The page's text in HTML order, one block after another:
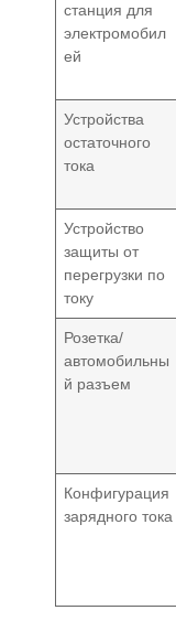
станция для
электромобил
ей
Устройства
остаточного
тока
Устройство
защиты от
перегрузки по
току
Розетка/
автомобильны
й разъем
Конфигурация
зарядного тока